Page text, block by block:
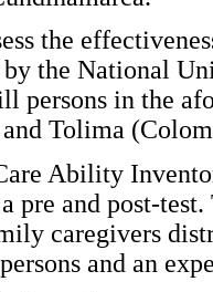
the
by the National
persons in the
Tolima
Ability
pre and post-
caregivers
and an